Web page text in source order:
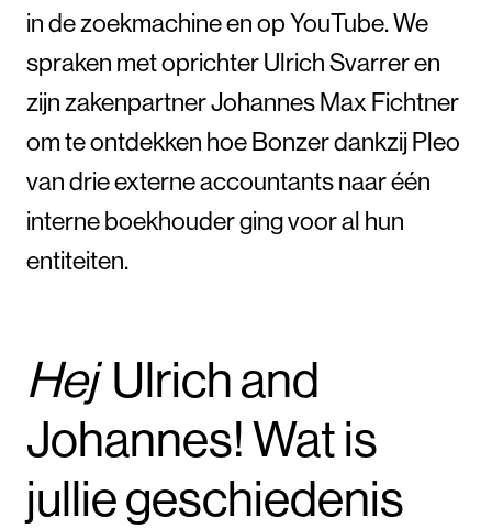
in de zoekmachine en op YouTube. We
spraken met oprichter Ulrich Svarrer en
zijn zakenpartner Johannes Max Fichtner
om te ontdekken hoe Bonzer dankzij Pleo
van drie externe accountants naar één
interne boekhouder ging voor al hun
entiteiten.
HejUlrich and
Johannes! Wat is
jullie geschiedenis